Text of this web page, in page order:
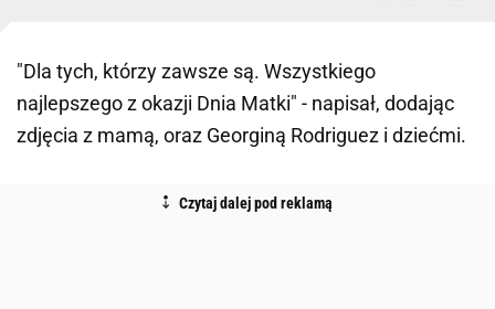
"Dla tych, którzy zawsze są. Wszystkiego
najlepszego z okazji Dnia Matki" - napisał, dodając
zdjęcia z mamą, oraz Georginą Rodriguez i dziećmi.